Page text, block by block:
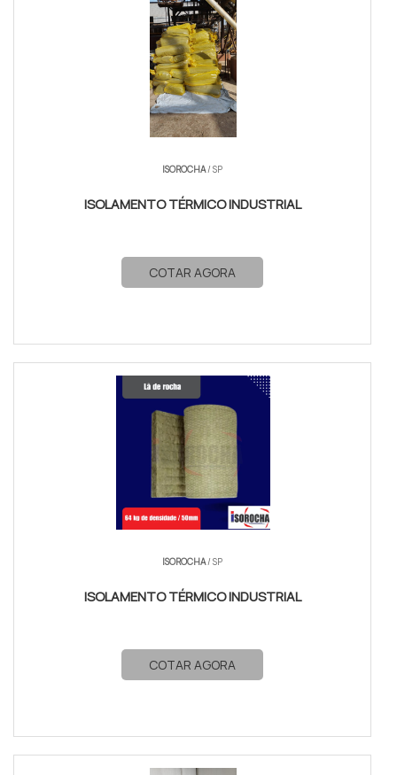
ISOROCHA/ SP
ISOLAMENTO TÉRMICO INDUSTRIAL
COTAR AGORA
ISOROCHA/ SP
ISOLAMENTO TÉRMICO INDUSTRIAL
COTAR AGORA